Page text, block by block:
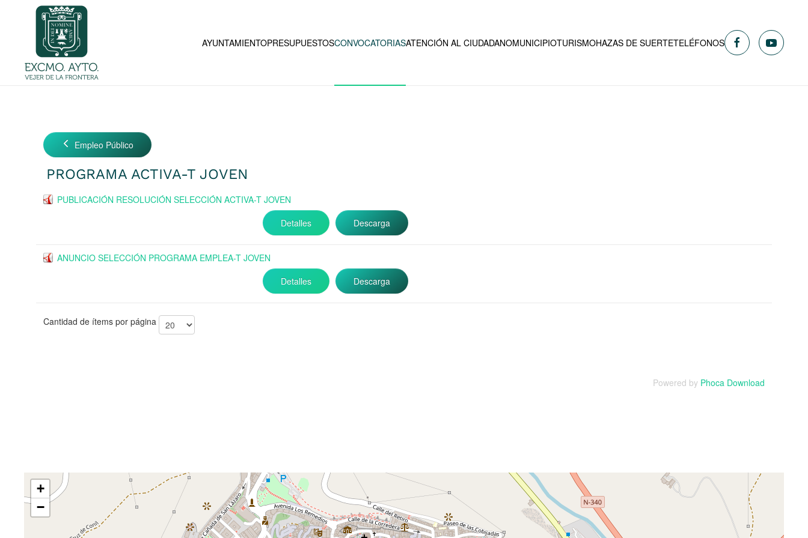
Skip to main content
AYUNTAMIENTOPRESUPUESTOSCONVOCATORIASATENCIÓN AL CIUDADANOMUNICIPIOTURISMOHAZAS DE SUERTETELÉFONOS
Empleo Público
PROGRAMA ACTIVA-T JOVEN
PUBLICACIÓN RESOLUCIÓN SELECCIÓN ACTIVA-T JOVEN
Descarga
Detalles
ANUNCIO SELECCIÓN PROGRAMA EMPLEA-T JOVEN
Descarga
Detalles
Cantidad de ítems por página
Powered by Phoca Download
+
−